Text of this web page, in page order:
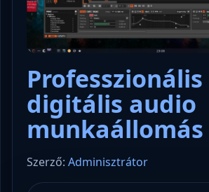
Professzionális
digitális audio
munkaállomás
Szerző: Adminisztrátor